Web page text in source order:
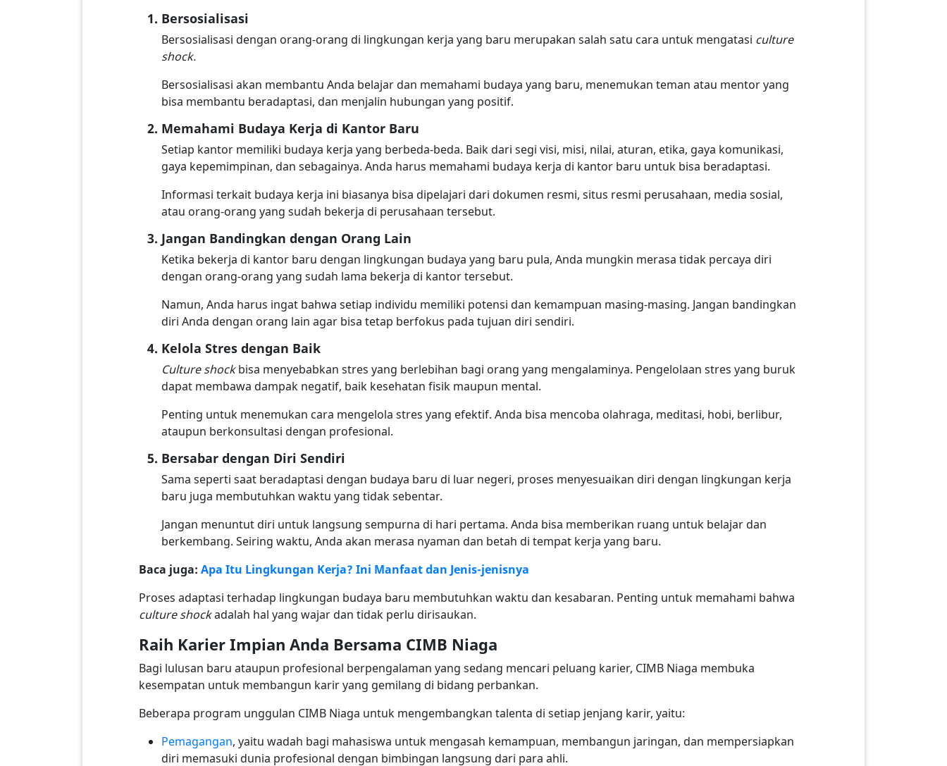
Bersosialisasi
Bersosialisasi dengan orang-orang di lingkungan kerja yang baru merupakan salah satu cara untuk mengatasi culture
shock.
Bersosialisasi akan membantu Anda belajar dan memahami budaya yang baru, menemukan teman atau mentor yang
bisa membantu beradaptasi, dan menjalin hubungan yang positif.
Memahami Budaya Kerja di Kantor Baru
Setiap kantor memiliki budaya kerja yang berbeda-beda. Baik dari segi visi, misi, nilai, aturan, etika, gaya komunikasi,
gaya kepemimpinan, dan sebagainya. Anda harus memahami budaya kerja di kantor baru untuk bisa beradaptasi.
Informasi terkait budaya kerja ini biasanya bisa dipelajari dari dokumen resmi, situs resmi perusahaan, media sosial,
atau orang-orang yang sudah bekerja di perusahaan tersebut.
Jangan Bandingkan dengan Orang Lain
Ketika bekerja di kantor baru dengan lingkungan budaya yang baru pula, Anda mungkin merasa tidak percaya diri
dengan orang-orang yang sudah lama bekerja di kantor tersebut.
Namun, Anda harus ingat bahwa setiap individu memiliki potensi dan kemampuan masing-masing. Jangan bandingkan
diri Anda dengan orang lain agar bisa tetap berfokus pada tujuan diri sendiri.
Kelola Stres dengan Baik
Culture shockbisa menyebabkan stres yang berlebihan bagi orang yang mengalaminya. Pengelolaan stres yang buruk
dapat membawa dampak negatif, baik kesehatan fisik maupun mental.
Penting untuk menemukan cara mengelola stres yang efektif. Anda bisa mencoba olahraga, meditasi, hobi, berlibur,
ataupun berkonsultasi dengan profesional.
Bersabar dengan Diri Sendiri
Sama seperti saat beradaptasi dengan budaya baru di luar negeri, proses menyesuaikan diri dengan lingkungan kerja
baru juga membutuhkan waktu yang tidak sebentar.
Jangan menuntut diri untuk langsung sempurna di hari pertama. Anda bisa memberikan ruang untuk belajar dan
berkembang. Seiring waktu, Anda akan merasa nyaman dan betah di tempat kerja yang baru.
Baca juga: Apa Itu Lingkungan Kerja? Ini Manfaat dan Jenis-jenisnya
Proses adaptasi terhadap lingkungan budaya baru membutuhkan waktu dan kesabaran. Penting untuk memahami bahwa
culture shockadalah hal yang wajar dan tidak perlu dirisaukan.
Raih Karier Impian Anda Bersama CIMB Niaga
Bagi lulusan baru ataupun profesional berpengalaman yang sedang mencari peluang karier, CIMB Niaga membuka
kesempatan untuk membangun karir yang gemilang di bidang perbankan.
Beberapa program unggulan CIMB Niaga untuk mengembangkan talenta di setiap jenjang karir, yaitu:
Pemagangan, yaitu wadah bagi mahasiswa untuk mengasah kemampuan, membangun jaringan, dan mempersiapkan
diri memasuki dunia profesional dengan bimbingan langsung dari para ahli.